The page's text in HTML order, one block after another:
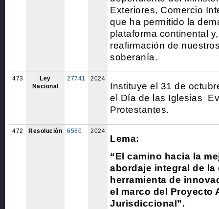
Exteriores, Comercio
que ha permitido la
plataforma continental
reafirmación de
soberanía.
473
Ley
Nacional
27741 2024
Instituye el 31 de
el Día de las Iglesias
Protestantes.
472 Resolución 6580 2024
Lema:
“El camino hacia la
abordaje integral de
herramienta de
el marco del Proyecto
Jurisdiccional”.